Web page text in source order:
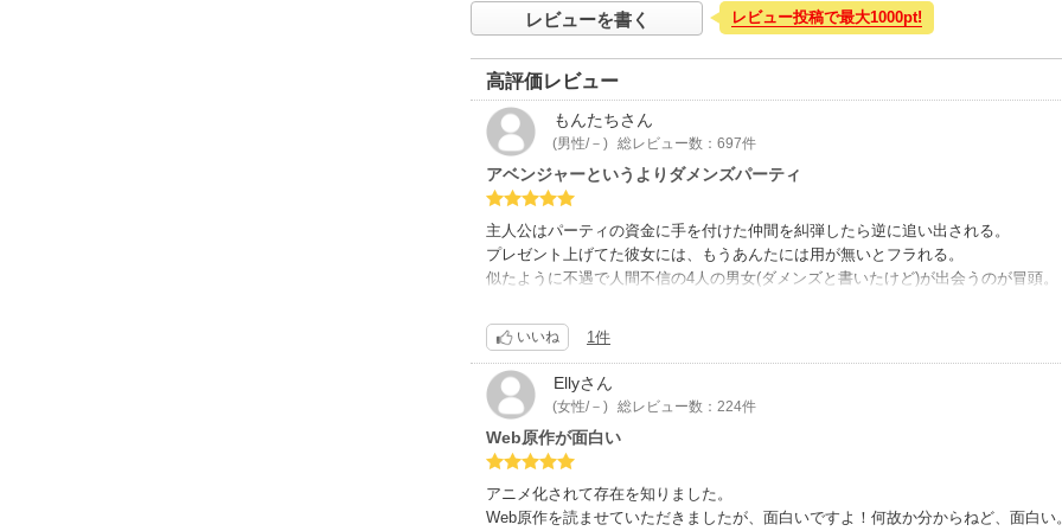
督:SeoJungho / 美術設定:中原英統 / 助監督・撮影監督・編集:堀川和人 / 音楽:高橋諒 / 音
【音楽】
OP:土岐隼一「Glorious World」 / ED:阿部真央「Never Fear」
【関連リンク】
公式サイト「人間不信の冒険者たちが世界を救うようです」
レビューを書く レビュー投稿で最大1000pt!
高評価レビュー
もんたちさん
(男性/－) 総レビュー数：697件
アベンジャーというよりダメンズパーティ
主人公はパーティの資金に手を付けた仲間を糾弾したら逆に追い出される。
プレゼント上げてた彼女には、もうあんたには用が無いとフラれる。
似たように不遇で人間不信の4人の男女(ダメンズと書いたけど)が出会うのが冒頭。
なので、シリアスな面もあるけど、懲りてねぇってどこかほんわかして読めます。
ザマァとかスッキリを読みたい人には物足りないと思います(いつかそういう場面も
ただ、私はこういう漫画の方が何故か好きです。
夢中になるほどでは無いですが、最近読める程度のものもなかなか探せて無いので
(22.5追記上げ)
1巻に一回キャラのエロっぽい絵があるもののその後は無くてストーリー勝負。
それぞれの特性はあるものの大きなチートも無く、面白い。
チートなりそうでコレ要らんなーとも思ったけど大した事無かった。
また、それぞれしょうもない一面があるので感情移入する漫画では無いかもだけど
いいね 1件
Ellyさん
(女性/－) 総レビュー数：224件
Web原作が面白い
アニメ化されて存在を知りました。
Web原作を読ませていただきましたが、面白いですよ！何故か分からねど、面白い。